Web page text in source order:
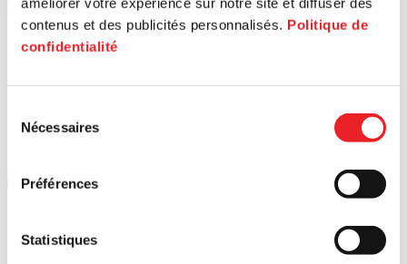
contenus et des publicités personnalisés. Politique de
confidentialité
Nécessaires
Préférences
Statistiques
5 PME MTL Centre-Est
6 PME MTL Est-de-l'Île